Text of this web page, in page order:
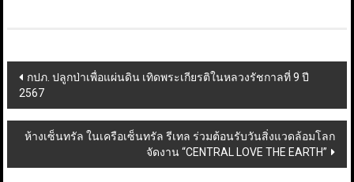
Post
navigation
กปภ. ปลูกป่าเพื่อแผ่นดิน เทิดพระเกียรติในหลวงรัชกาลที่ 9 ปี
2567
ห้างเซ็นทรัล ในเครือเซ็นทรัล รีเทล ร่วมต้อนรับวันสิ่งแวดล้อมโลก
จัดงาน “CENTRAL LOVE THE EARTH”